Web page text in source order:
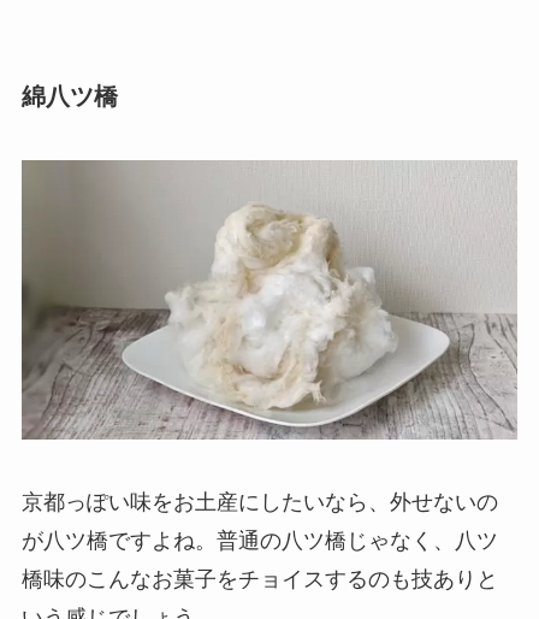
綿八ツ橋
京都っぽい味をお土産にしたいなら、外せないの
が八ツ橋ですよね。普通の八ツ橋じゃなく、八ツ
橋味のこんなお菓子をチョイスするのも技ありと